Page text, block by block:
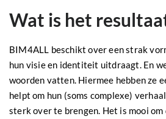
Wat is het
BIM4ALL beschikt over een strak
hun visie en identiteit uitdraagt. En
woorden vatten. Hiermee hebben ze
helpt om hun (soms complexe)
sterk over te brengen. Het is mooi